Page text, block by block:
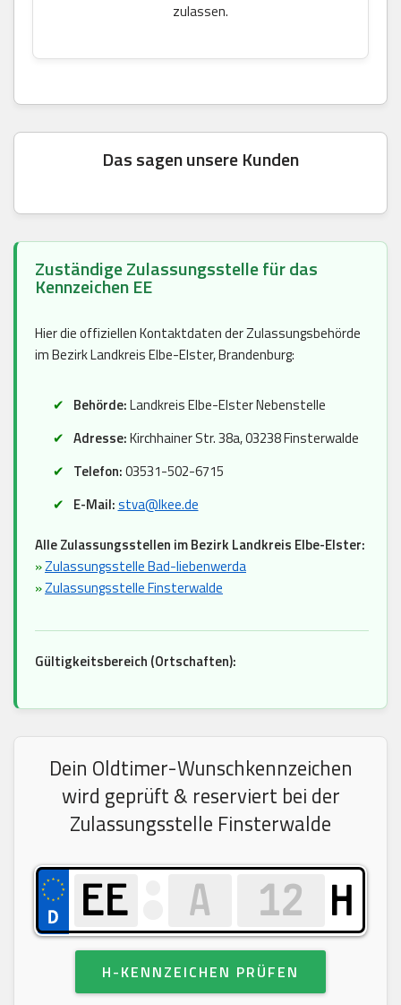
zulassen.
Das sagen unsere Kunden
Zuständige Zulassungsstelle für das
Kennzeichen EE
Hier die offiziellen Kontaktdaten der Zulassungsbehörde
im Bezirk Landkreis Elbe-Elster, Brandenburg:
Behörde:Landkreis Elbe-Elster Nebenstelle
Adresse:Kirchhainer Str. 38a, 03238 Finsterwalde
Telefon:03531-502-6715
E-Mail:stva@lkee.de
Alle Zulassungsstellen im Bezirk Landkreis Elbe-Elster:
»Zulassungsstelle Bad-liebenwerda
»Zulassungsstelle Finsterwalde
Gültigkeitsbereich (Ortschaften):
Dein Oldtimer-Wunschkennzeichen
wird geprüft & reserviert bei der
Zulassungsstelle Finsterwalde
H
H-KENNZEICHEN PRÜFEN